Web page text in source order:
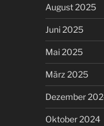
August 2025
Juni 2025
Mai 2025
März 2025
Dezember
Oktober 2024